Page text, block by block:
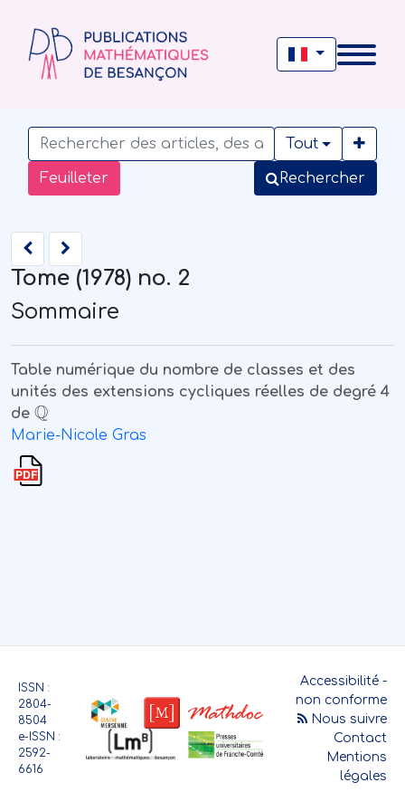
Feuilleter
Tout
Rechercher
Tome (1978) no. 2
Sommaire
Table numérique du nombre de classes et des
unités des extensions cycliques réelles de degré 4
de ℚ
Marie-Nicole Gras
ISSN :
2804-
8504
e-ISSN :
2592-
6616
Accessibilité -
non conforme
Nous suivre
Contact
Mentions
légales